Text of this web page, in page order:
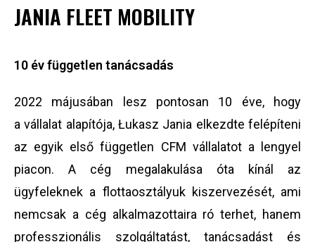
JANIA FLEET MOBILITY
10 év független tanácsadás
2022 májusában lesz pontosan 10 éve, hogy
a vállalat alapítója, Łukasz Jania elkezdte felépíteni
az egyik első független CFM vállalatot a lengyel
piacon. A cég megalakulása óta kínál az
ügyfeleknek a flottaosztályuk kiszervezését, ami
nemcsak a cég alkalmazottaira ró terhet, hanem
professzionális szolgáltatást, tanácsadást és